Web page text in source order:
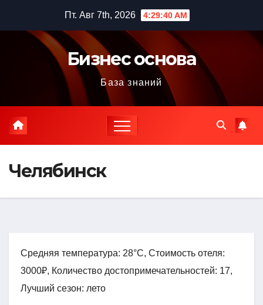
содержимому
Пт. Авг 7th, 2026 4:29:41 AM
Бизнес основа
База знаний
Челябинск
Средняя температура: 28°C, Стоимость отеля:
3000₽, Количество достопримечательностей: 17,
Лучший сезон: лето